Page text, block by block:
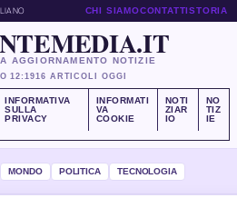
CHI SIAMOCONTATTISTORIA
AGGIORNAMENTO NOTIZIE
12:1916 ARTICOLI OGGI
INFORMATIVA
SULLA
PRIVACY
INFORMATI
VA
COOKIE
NOTI
ZIAR
IO
NO
TIZ
IE
MONDO POLITICA TECNOLOGIA